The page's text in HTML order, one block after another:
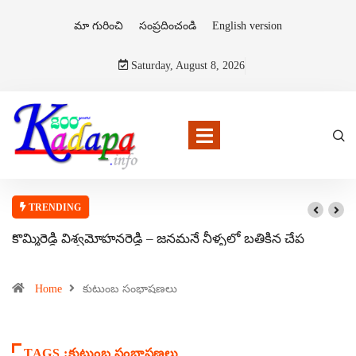
మా గురించి సంప్రదించండి English version
Saturday, August 8, 2026
TRENDING
కొమ్మిరెడ్డి విశ్వమోహనరెడ్డి – జనమనే నీళ్ళలో బతికిన చేప
Home కుటుంబ సంభాషణలు
TAGS :కుటుంబ సంభాషణలు